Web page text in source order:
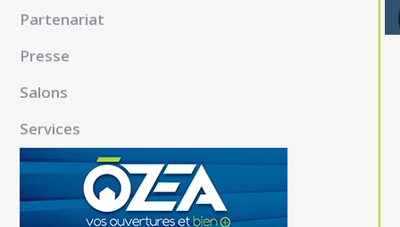
Partenariat
Presse
Salons
Services